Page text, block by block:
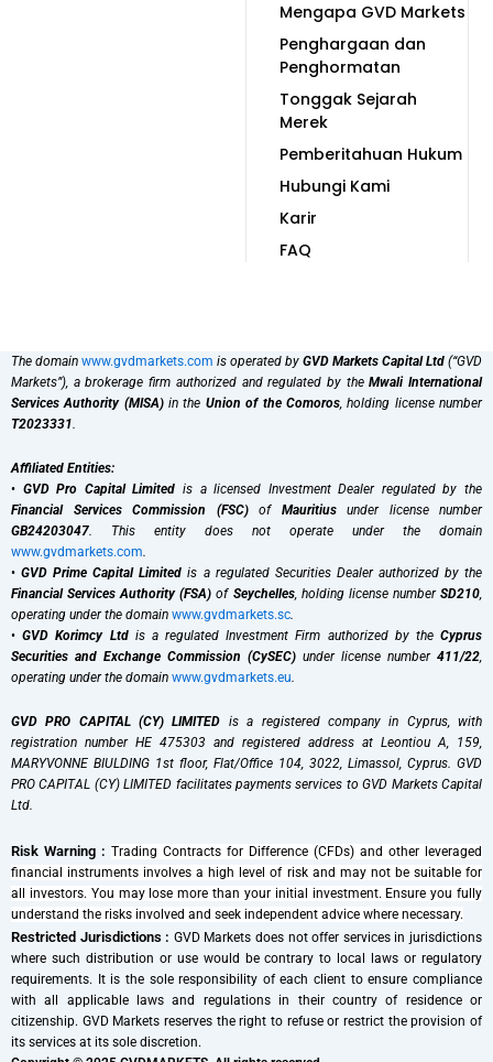
Mengapa GVD Markets
Penghargaan dan
Penghormatan
Tonggak Sejarah
Merek
Pemberitahuan Hukum
Hubungi Kami
Karir
FAQ
The domain www.gvdmarkets.com is operated by GVD Markets Capital Ltd (“GVD
Markets”), a brokerage firm authorized and regulated by theMwali International
Services Authority (MISA)in the Union of the Comoros, holding license number
T2023331.
Affiliated Entities:
• GVD Pro Capital Limited is a licensed Investment Dealer regulated by the
Financial Services Commission (FSC)of Mauritiusunder license number
GB24203047. This entity does not operate under the domain
www.gvdmarkets.com.
•GVD Prime Capital Limited is a regulated Securities Dealer authorized by the
Financial Services Authority (FSA) of Seychelles, holding license numberSD210,
operating under the domain www.gvdmarkets.sc.
•GVD Korimcy Ltdis a regulated Investment Firm authorized by theCyprus
Securities and Exchange Commission (CySEC) under license number 411/22,
operating under the domain www.gvdmarkets.eu.
GVD PRO CAPITAL (CY) LIMITED is a registered company in Cyprus, with
registration number HE 475303 and registered address at Leontiou A, 159,
MARYVONNE BIULDING 1st floor, Flat/Office 104, 3022, Limassol, Cyprus. GVD
PRO CAPITAL (CY) LIMITED facilitates payments services to GVD Markets Capital
Ltd.
Risk Warning : Trading Contracts for Difference (CFDs) and other leveraged
financial instruments involves a high level of risk and may not be suitable for
all investors. You may lose more than your initial investment. Ensure you fully
understand the risks involved and seek independent advice where necessary.
Restricted Jurisdictions : GVD Markets does not offer services in jurisdictions
where such distribution or use would be contrary to local laws or regulatory
requirements. It is the sole responsibility of each client to ensure compliance
with all applicable laws and regulations in their country of residence or
citizenship. GVD Markets reserves the right to refuse or restrict the provision of
its services at its sole discretion.